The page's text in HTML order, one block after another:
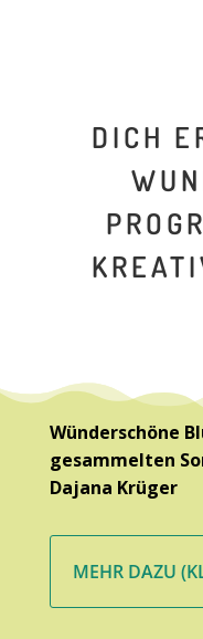
DICH
Wünderschöne
gesammelten
Dajana Krüger
MEHR DAZU